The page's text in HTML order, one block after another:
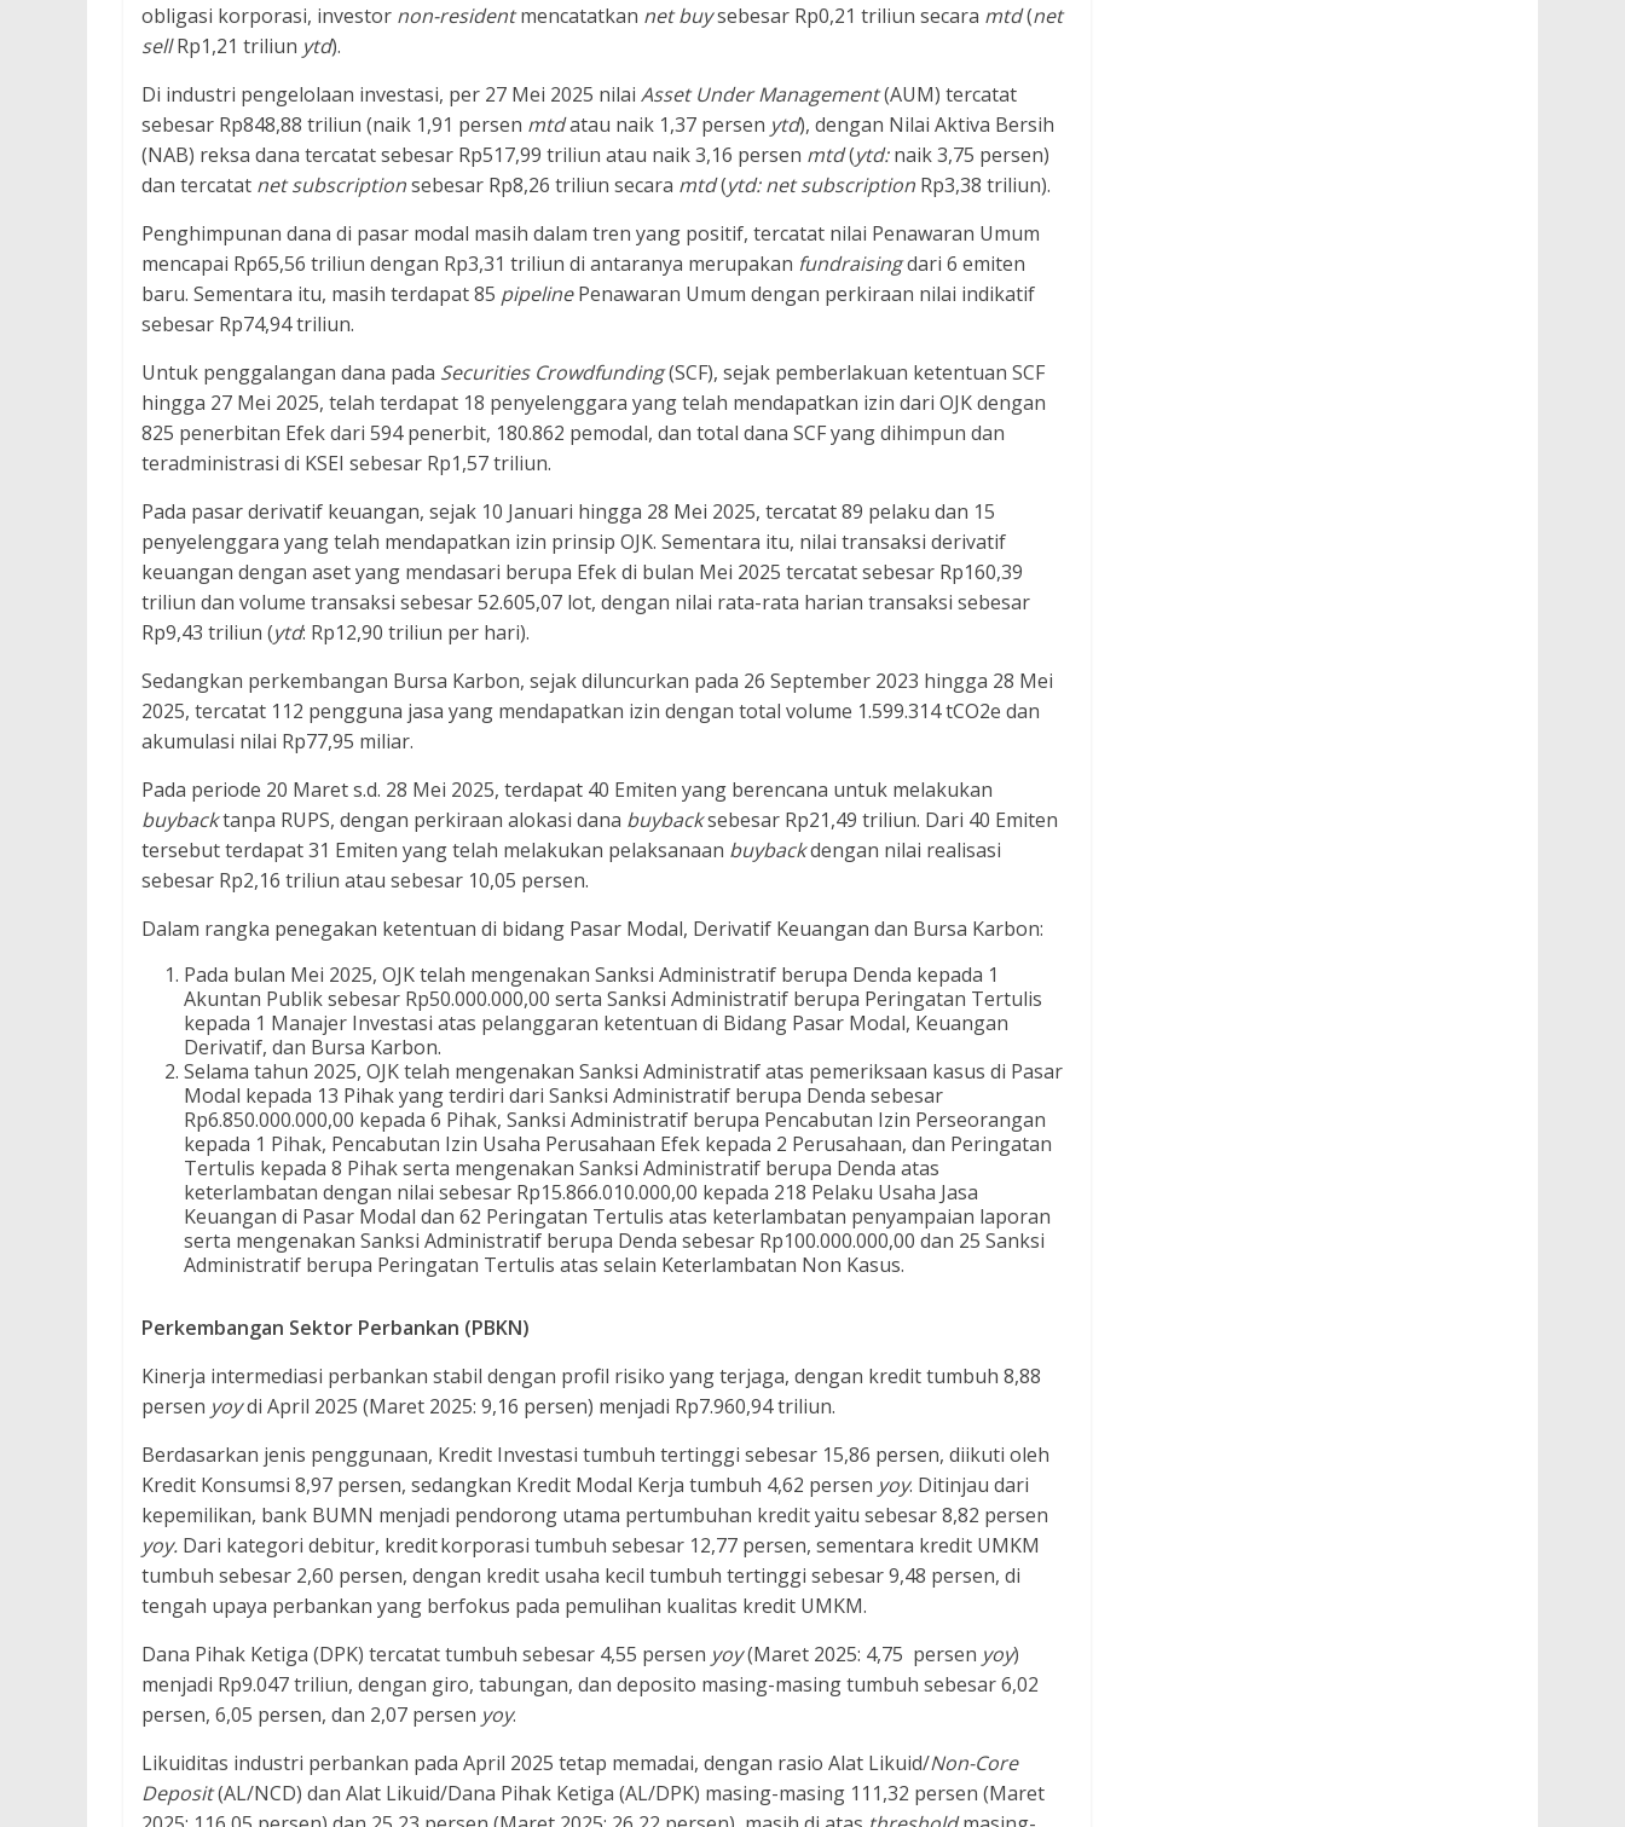
obligasi korporasi, investor non-residentmencatatkan net buysebesar Rp0,21 triliun secara mtd(net
sellRp1,21 triliun ytd).
Di industri pengelolaan investasi, per 27 Mei 2025 nilai Asset Under Management(AUM) tercatat
sebesar Rp848,88 triliun (naik 1,91 persen mtdatau naik 1,37 persen ytd), dengan Nilai Aktiva Bersih
(NAB) reksa dana tercatat sebesar Rp517,99 triliun atau naik 3,16 persen mtd(ytd:naik 3,75 persen)
dan tercatat net subscriptionsebesar Rp8,26 triliun secara mtd(ytd: net subscription Rp3,38 triliun).
Penghimpunan dana di pasar modal masih dalam tren yang positif, tercatat nilai Penawaran Umum
mencapai Rp65,56 triliun dengan Rp3,31 triliun di antaranya merupakan fundraisingdari 6 emiten
baru. Sementara itu, masih terdapat 85 pipelinePenawaran Umum dengan perkiraan nilai indikatif
sebesar Rp74,94 triliun.
Untuk penggalangan dana pada Securities Crowdfunding(SCF), sejak pemberlakuan ketentuan SCF
hingga 27 Mei 2025, telah terdapat 18 penyelenggara yang telah mendapatkan izin dari OJK dengan
825 penerbitan Efek dari 594 penerbit, 180.862 pemodal, dan total dana SCF yang dihimpun dan
teradministrasi di KSEI sebesar Rp1,57 triliun.
Pada pasar derivatif keuangan, sejak 10 Januari hingga 28 Mei 2025, tercatat 89 pelaku dan 15
penyelenggara yang telah mendapatkan izin prinsip OJK. Sementara itu, nilai transaksi derivatif
keuangan dengan aset yang mendasari berupa Efek di bulan Mei 2025 tercatat sebesar Rp160,39
triliun dan volume transaksi sebesar 52.605,07 lot, dengan nilai rata-rata harian transaksi sebesar
Rp9,43 triliun (ytd: Rp12,90 triliun per hari).
Sedangkan perkembangan Bursa Karbon, sejak diluncurkan pada 26 September 2023 hingga 28 Mei
2025, tercatat 112 pengguna jasa yang mendapatkan izin dengan total volume 1.599.314 tCO2e dan
akumulasi nilai Rp77,95 miliar.
Pada periode 20 Maret s.d. 28 Mei 2025, terdapat 40 Emiten yang berencana untuk melakukan
buybacktanpa RUPS, dengan perkiraan alokasi dana buybacksebesar Rp21,49 triliun. Dari 40 Emiten
tersebut terdapat 31 Emiten yang telah melakukan pelaksanaan buybackdengan nilai realisasi
sebesar Rp2,16 triliun atau sebesar 10,05 persen.
Dalam rangka penegakan ketentuan di bidang Pasar Modal, Derivatif Keuangan dan Bursa Karbon:
Pada bulan Mei 2025, OJK telah mengenakan Sanksi Administratif berupa Denda kepada 1
Akuntan Publik sebesar Rp50.000.000,00 serta Sanksi Administratif berupa Peringatan Tertulis
kepada 1 Manajer Investasi atas pelanggaran ketentuan di Bidang Pasar Modal, Keuangan
Derivatif, dan Bursa Karbon.
Selama tahun 2025, OJK telah mengenakan Sanksi Administratif atas pemeriksaan kasus di Pasar
Modal kepada 13 Pihak yang terdiri dari Sanksi Administratif berupa Denda sebesar
Rp6.850.000.000,00 kepada 6 Pihak, Sanksi Administratif berupa Pencabutan Izin Perseorangan
kepada 1 Pihak, Pencabutan Izin Usaha Perusahaan Efek kepada 2 Perusahaan, dan Peringatan
Tertulis kepada 8 Pihak serta mengenakan Sanksi Administratif berupa Denda atas
keterlambatan dengan nilai sebesar Rp15.866.010.000,00 kepada 218 Pelaku Usaha Jasa
Keuangan di Pasar Modal dan 62 Peringatan Tertulis atas keterlambatan penyampaian laporan
serta mengenakan Sanksi Administratif berupa Denda sebesar Rp100.000.000,00 dan 25 Sanksi
Administratif berupa Peringatan Tertulis atas selain Keterlambatan Non Kasus.
Perkembangan Sektor Perbankan (PBKN)
Kinerja intermediasi perbankan stabil dengan profil risiko yang terjaga, dengan kredit tumbuh 8,88
persen yoydi April 2025 (Maret 2025: 9,16 persen) menjadi Rp7.960,94 triliun.
Berdasarkan jenis penggunaan, Kredit Investasi tumbuh tertinggi sebesar 15,86 persen, diikuti oleh
Kredit Konsumsi 8,97 persen, sedangkan Kredit Modal Kerja tumbuh 4,62 persen yoy. Ditinjau dari
kepemilikan, bank BUMN menjadi pendorong utama pertumbuhan kredit yaitu sebesar 8,82 persen
yoy. Dari kategori debitur, kredit korporasi tumbuh sebesar 12,77 persen, sementara kredit UMKM
tumbuh sebesar 2,60 persen, dengan kredit usaha kecil tumbuh tertinggi sebesar 9,48 persen, di
tengah upaya perbankan yang berfokus pada pemulihan kualitas kredit UMKM.
Dana Pihak Ketiga (DPK) tercatat tumbuh sebesar 4,55 persen yoy(Maret 2025: 4,75 persen yoy)
menjadi Rp9.047 triliun, dengan giro, tabungan, dan deposito masing-masing tumbuh sebesar 6,02
persen, 6,05 persen, dan 2,07 persen yoy.
Likuiditas industri perbankan pada April 2025 tetap memadai, dengan rasio Alat Likuid/Non-Core
Deposit(AL/NCD) dan Alat Likuid/Dana Pihak Ketiga (AL/DPK) masing-masing 111,32 persen (Maret